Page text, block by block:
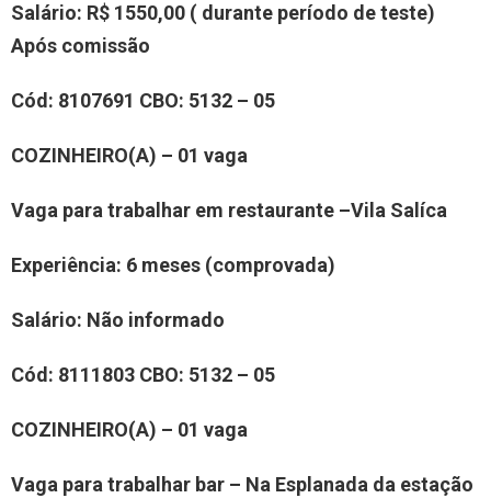
Salário: R$ 1550,00 ( durante período de teste)
Após comissão
Cód: 8107691 CBO: 5132 – 05
COZINHEIRO(A) – 01 vaga
Vaga para trabalhar em restaurante –Vila Salíca
Experiência: 6 meses (comprovada)
Salário: Não informado
Cód: 8111803 CBO: 5132 – 05
COZINHEIRO(A) – 01 vaga
Vaga para trabalhar bar – Na Esplanada da estação